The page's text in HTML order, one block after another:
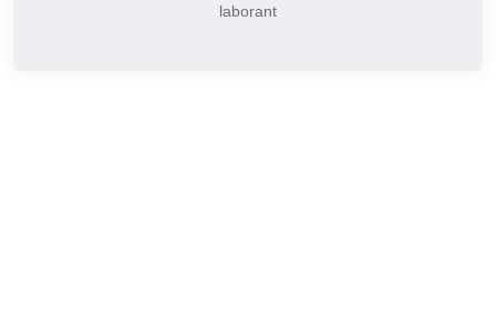
laborant